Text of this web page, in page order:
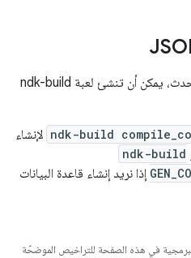
ndk-build لإنشاء
ndk-build
إذا نريد إنشاء قاعدة البيانات
في هذه الصفحة للتراخيص الموضحّة